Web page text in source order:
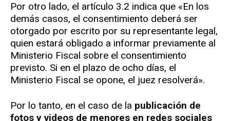
Por otro lado, el artículo 3.2 indica que «En los
demás casos, el consentimiento deberá ser
otorgado por escrito por su representante legal,
quien estará obligado a informar previamente al
Ministerio Fiscal sobre el consentimiento
previsto. Si en el plazo de ocho días, el
Ministerio Fiscal se opone, el juez resolverá».
Por lo tanto, en el caso de la publicación de
fotos y videos de menores en redes sociales